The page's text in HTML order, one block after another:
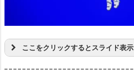
ここをクリックするとスライド表示